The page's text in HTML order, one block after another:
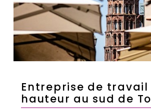
Entreprise de travail
hauteur au sud de